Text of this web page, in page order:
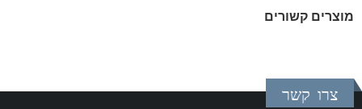
מוצרים קשורים
צרו קשר